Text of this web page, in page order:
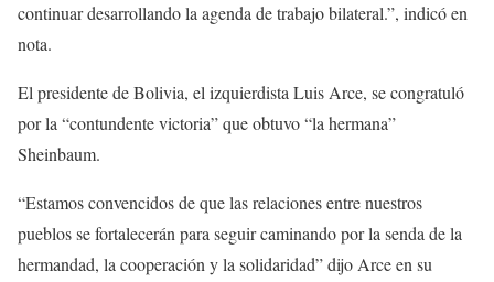
continuar desarrollando la agenda de trabajo bilateral.”, indicó en
nota.
El presidente de Bolivia, el izquierdista Luis Arce, se congratuló
por la “contundente victoria” que obtuvo “la hermana”
Sheinbaum.
“Estamos convencidos de que las relaciones entre nuestros
pueblos se fortalecerán para seguir caminando por la senda de la
hermandad, la cooperación y la solidaridad” dijo Arce en su